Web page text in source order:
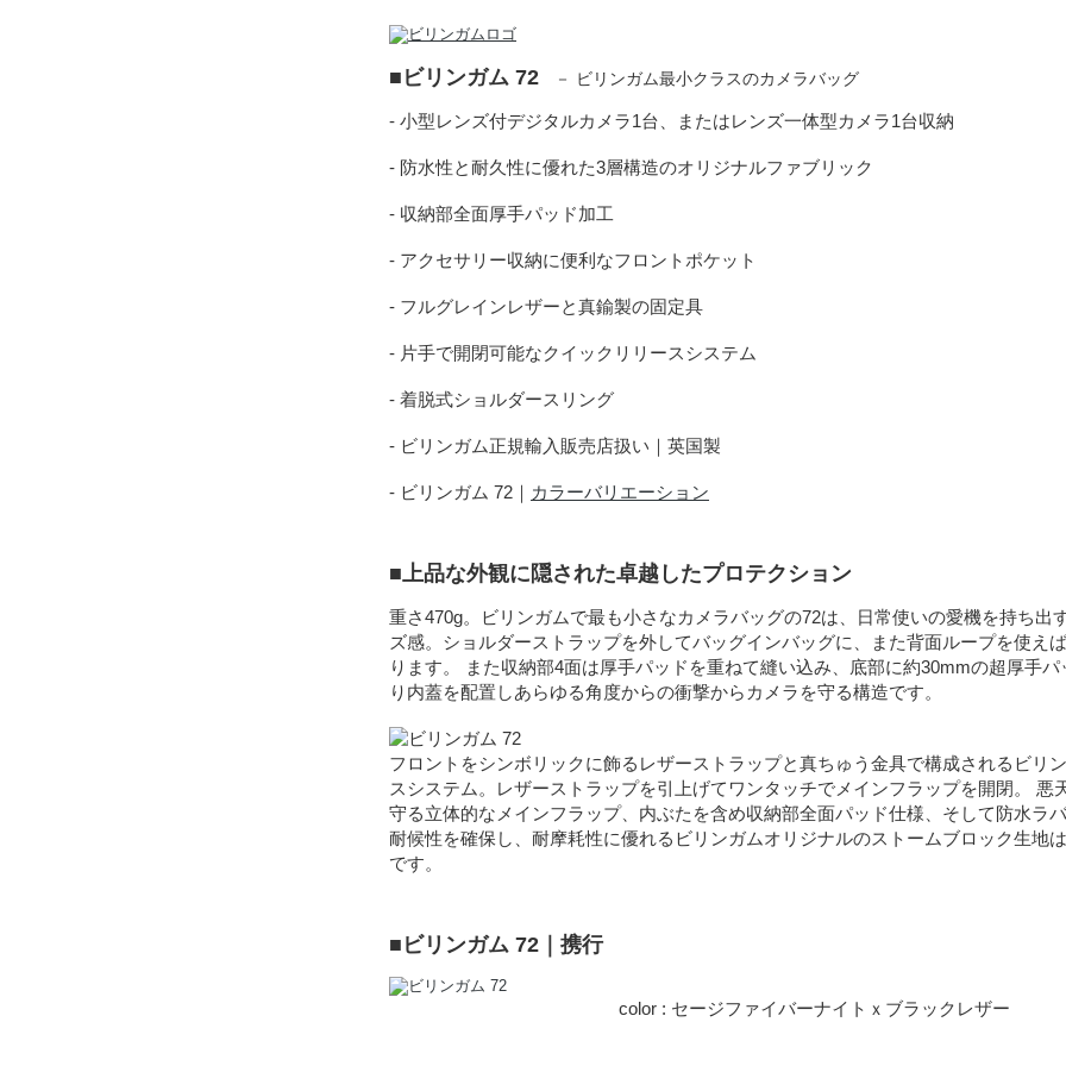
■ビリンガム 72 － ビリンガム最小クラスのカメラバッグ
- 小型レンズ付デジタルカメラ1台、またはレンズ一体型カメラ1台収納
- 防水性と耐久性に優れた3層構造のオリジナルファブリック
- 収納部全面厚手パッド加工
- アクセサリー収納に便利なフロントポケット
- フルグレインレザーと真鍮製の固定具
- 片手で開閉可能なクイックリリースシステム
- 着脱式ショルダースリング
- ビリンガム正規輸入販売店扱い｜英国製
- ビリンガム 72｜ カラーバリエーション
■上品な外観に隠された卓越したプロテクション
重さ470g。ビリンガムで最も小さなカメラバッグの72は、日常使いの愛機を持ち出
ズ感。ショルダーストラップを外してバッグインバッグに、また背面ループを使え
ります。 また収納部4面は厚手パッドを重ねて縫い込み、底部に約30mmの超厚手
り内蓋を配置しあらゆる角度からの衝撃からカメラを守る構造です。
フロントをシンボリックに飾るレザーストラップと真ちゅう金具で構成されるビリ
スシステム。レザーストラップを引上げてワンタッチでメインフラップを開閉。 悪
守る立体的なメインフラップ、内ぶたを含め収納部全面パッド仕様、そして防水ラ
耐候性を確保し、耐摩耗性に優れるビリンガムオリジナルのストームブロック生地
です。
■ビリンガム 72｜携行
color : セージファイバーナイトｘブラックレザー